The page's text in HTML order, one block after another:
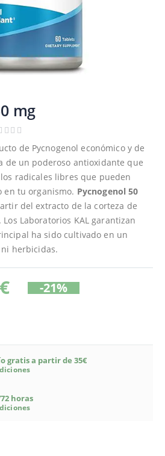
mg
de Pycnogenol económico y de
de un poderoso antioxidante que
radicales libres que pueden
en tu organismo. Pycnogenol 50
del extracto de la corteza de
Laboratorios KAL garantizan
ha sido cultivado en un
herbicidas.
-21%
gratis a partir de 35€
horas